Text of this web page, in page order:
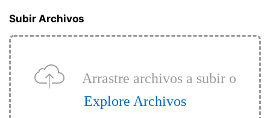
Subir Archivos
Arrastre archivos a subir o
Explore Archivos